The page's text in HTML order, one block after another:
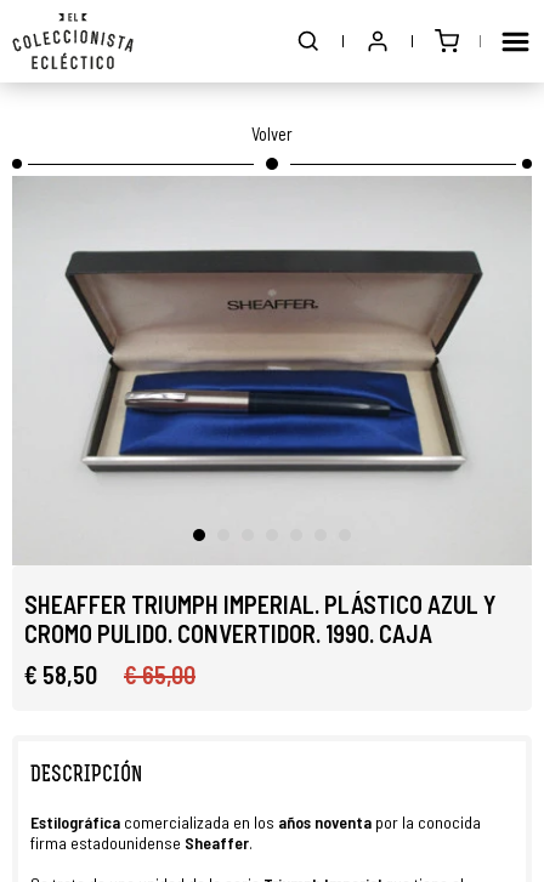
Volver
SHEAFFER TRIUMPH IMPERIAL. PLÁSTICO AZUL Y
CROMO PULIDO. CONVERTIDOR. 1990. CAJA
€ 58,50
€ 65,00
DESCRIPCIÓN
Estilográfica comercializada en los años noventa por la conocida
firma estadounidense Sheaffer.